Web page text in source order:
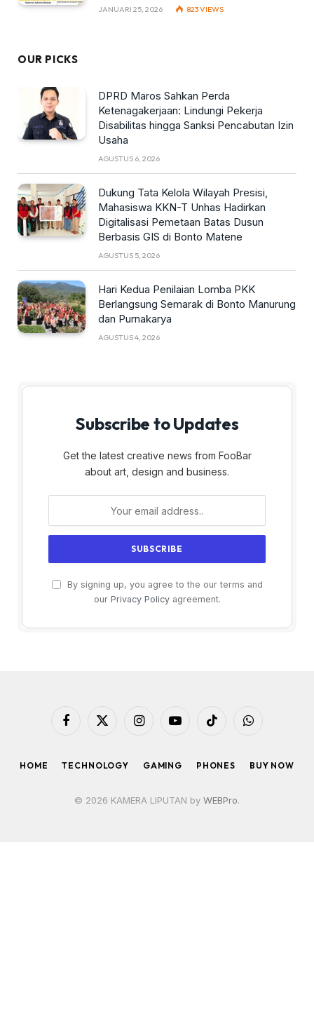
JANUARI 25, 2026 823VIEWS
OUR PICKS
DPRD Maros Sahkan Perda
Ketenagakerjaan: Lindungi Pekerja
Disabilitas hingga Sanksi Pencabutan Izin
Usaha
AGUSTUS 6, 2026
Dukung Tata Kelola Wilayah Presisi,
Mahasiswa KKN-T Unhas Hadirkan
Digitalisasi Pemetaan Batas Dusun
Berbasis GIS di Bonto Matene
AGUSTUS 5, 2026
Hari Kedua Penilaian Lomba PKK
Berlangsung Semarak di Bonto Manurung
dan Purnakarya
AGUSTUS 4, 2026
Subscribe to Updates
Get the latest creative news from FooBar
about art, design and business.
By signing up, you agree to the our terms and
our Privacy Policyagreement.
Facebook
X
InstagramYouTubeTikTok WhatsApp
HOME TECHNOLOGY GAMING PHONES BUY NOW
© 2026 KAMERA LIPUTAN by WEBPro.